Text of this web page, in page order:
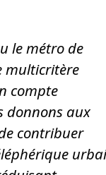
le métro de
multicritère
compte
donnons aux
contribuer